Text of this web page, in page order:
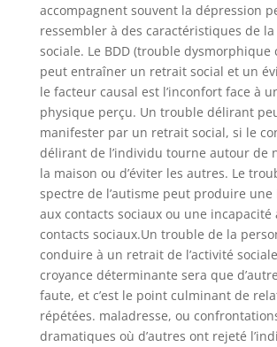
accompagnent souvent la dépression
ressembler à des caractéristiques de
sociale. Le BDD (trouble dysmorphique
peut entraîner un retrait social et un
le facteur causal est l’inconfort face à
physique perçu. Un trouble délirant
manifester par un retrait social, si le
délirant de l’individu tourne autour de
la maison ou d’éviter les autres. Le
spectre de l’autisme peut produire
aux contacts sociaux ou une incapacité
contacts sociaux.Un trouble de la
conduire à un retrait de l’activité
croyance déterminante sera que
faute, et c’est le point culminant de
répétées. maladresse, ou
dramatiques où d’autres ont rejeté